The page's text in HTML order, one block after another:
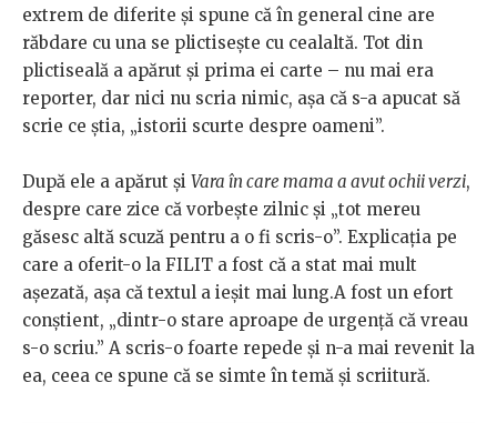
extrem de diferite și spune că în general cine are
răbdare cu una se plictisește cu cealaltă. Tot din
plictiseală a apărut și prima ei carte – nu mai era
reporter, dar nici nu scria nimic, așa că s-a apucat să
scrie ce știa, „istorii scurte despre oameni”.
După ele a apărut și Vara în care mama a avut ochii verzi,
despre care zice că vorbește zilnic și „tot mereu
găsesc altă scuză pentru a o fi scris-o”. Explicația pe
care a oferit-o la FILIT a fost că a stat mai mult
așezată, așa că textul a ieșit mai lung.A fost un efort
conștient, „dintr-o stare aproape de urgență că vreau
s-o scriu.” A scris-o foarte repede și n-a mai revenit la
ea, ceea ce spune că se simte în temă și scriitură.